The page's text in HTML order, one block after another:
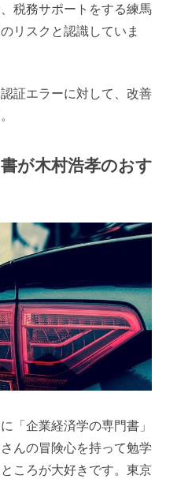
税務サポートをする練馬
リスクと認識していま
証エラーに対して、改善
が木村浩孝のおす
「企業経済学の専門書」
んの冒険心を持って勉学
ころが大好きです。東京